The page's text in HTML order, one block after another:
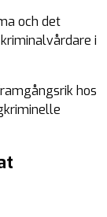
och det
i
hos